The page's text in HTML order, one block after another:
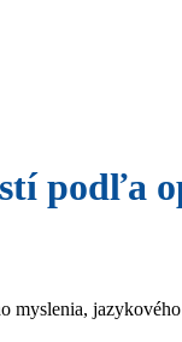
podľa
myslenia,